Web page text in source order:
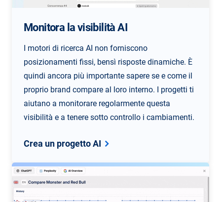
Monitora la visibilità AI
I motori di ricerca AI non forniscono
posizionamenti fissi, bensì risposte dinamiche. È
quindi ancora più importante sapere se e come il
proprio brand compare al loro interno. I progetti ti
aiutano a monitorare regolarmente questa
visibilità e a tenere sotto controllo i cambiamenti.
Crea un progetto AI